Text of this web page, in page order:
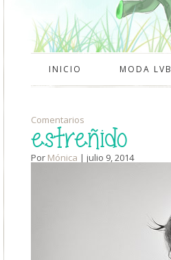
INICIO MODA LVB
Comentarios
estreñido
Por Mónica | julio 9, 2014